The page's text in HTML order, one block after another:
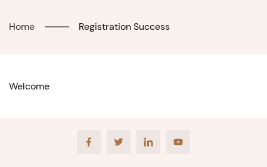
Home Registration Success
Welcome
FacebookTwitter LinkedIn Youtube